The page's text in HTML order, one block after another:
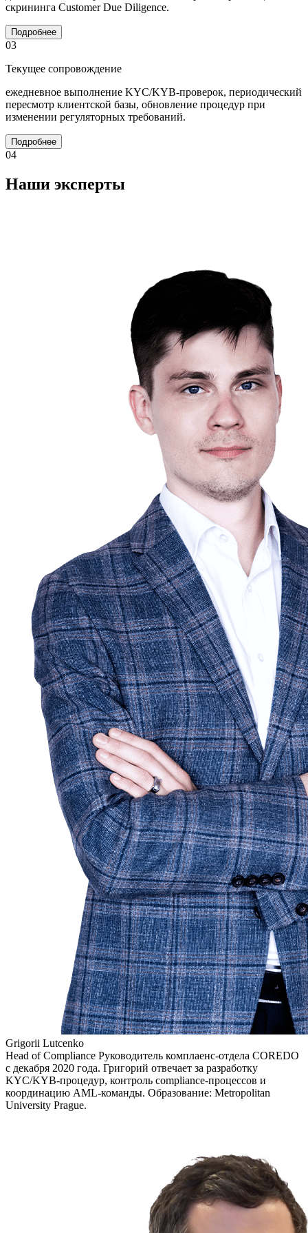
скрининга Customer Due Diligence.
Подробнее
03
Текущее сопровождение
ежедневное выполнение KYC/KYB-проверок, периодический
пересмотр клиентской базы, обновление процедур при
изменении регуляторных требований.
Подробнее
04
Наши эксперты
Grigorii Lutcenko
Head of Compliance Руководитель комплаенс-отдела COREDO
с декабря 2020 года. Григорий отвечает за разработку
KYC/KYB-процедур, контроль compliance-процессов и
координацию AML-команды. Образование: Metropolitan
University Prague.